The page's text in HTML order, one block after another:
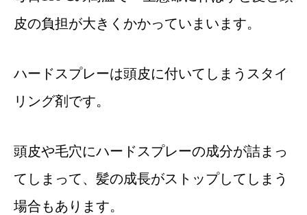
皮の負担が大きくかかっていまいます。
ハードスプレーは頭皮に付いてしまうスタイ
リング剤です。
頭皮や毛穴にハードスプレーの成分が詰まっ
てしまって、髪の成長がストップしてしまう
場合もあります。